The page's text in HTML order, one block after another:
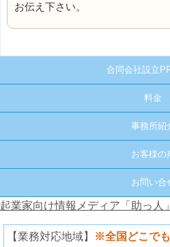
お伝え下さい。
合同会社設立
料金
事務所紹
お客様の
お問い合
起業家向け情報メディア「助っ人」
【業務対応地域】
※全国どこで